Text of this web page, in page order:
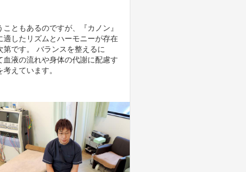
ともあるのですが、『カノン』
したリズムとハーモニーが存在
です。 バランスを整えるに
液の流れや身体の代謝に配慮す
えています。